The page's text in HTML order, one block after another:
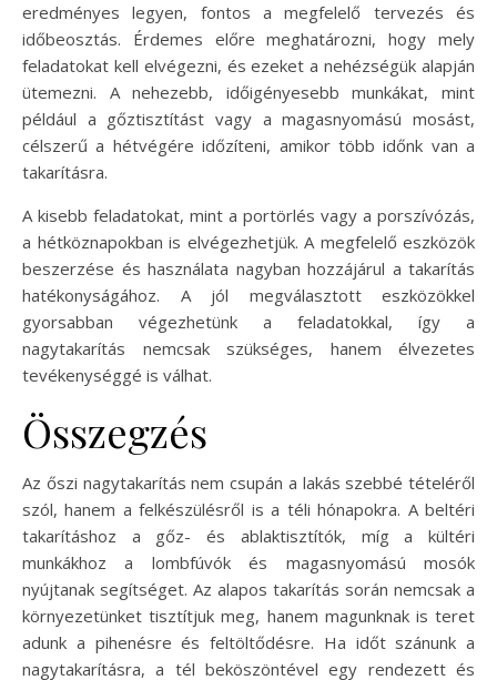
eredményes legyen, fontos a megfelelő tervezés és
időbeosztás. Érdemes előre meghatározni, hogy mely
feladatokat kell elvégezni, és ezeket a nehézségük alapján
ütemezni. A nehezebb, időigényesebb munkákat, mint
például a gőztisztítást vagy a magasnyomású mosást,
célszerű a hétvégére időzíteni, amikor több időnk van a
takarításra.
A kisebb feladatokat, mint a portörlés vagy a porszívózás,
a hétköznapokban is elvégezhetjük. A megfelelő eszközök
beszerzése és használata nagyban hozzájárul a takarítás
hatékonyságához. A jól megválasztott eszközökkel
gyorsabban végezhetünk a feladatokkal, így a
nagytakarítás nemcsak szükséges, hanem élvezetes
tevékenységgé is válhat.
Összegzés
Az őszi nagytakarítás nem csupán a lakás szebbé tételéről
szól, hanem a felkészülésről is a téli hónapokra. A beltéri
takarításhoz a gőz- és ablaktisztítók, míg a kültéri
munkákhoz a lombfúvók és magasnyomású mosók
nyújtanak segítséget. Az alapos takarítás során nemcsak a
környezetünket tisztítjuk meg, hanem magunknak is teret
adunk a pihenésre és feltöltődésre. Ha időt szánunk a
nagytakarításra, a tél beköszöntével egy rendezett és